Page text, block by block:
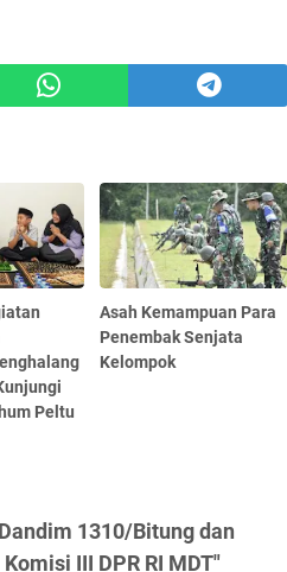
Peltu
Asah Kemampuan Para
Penembak Senjata
Kelompok
1310/Bitung dan
III DPR RI MDT"